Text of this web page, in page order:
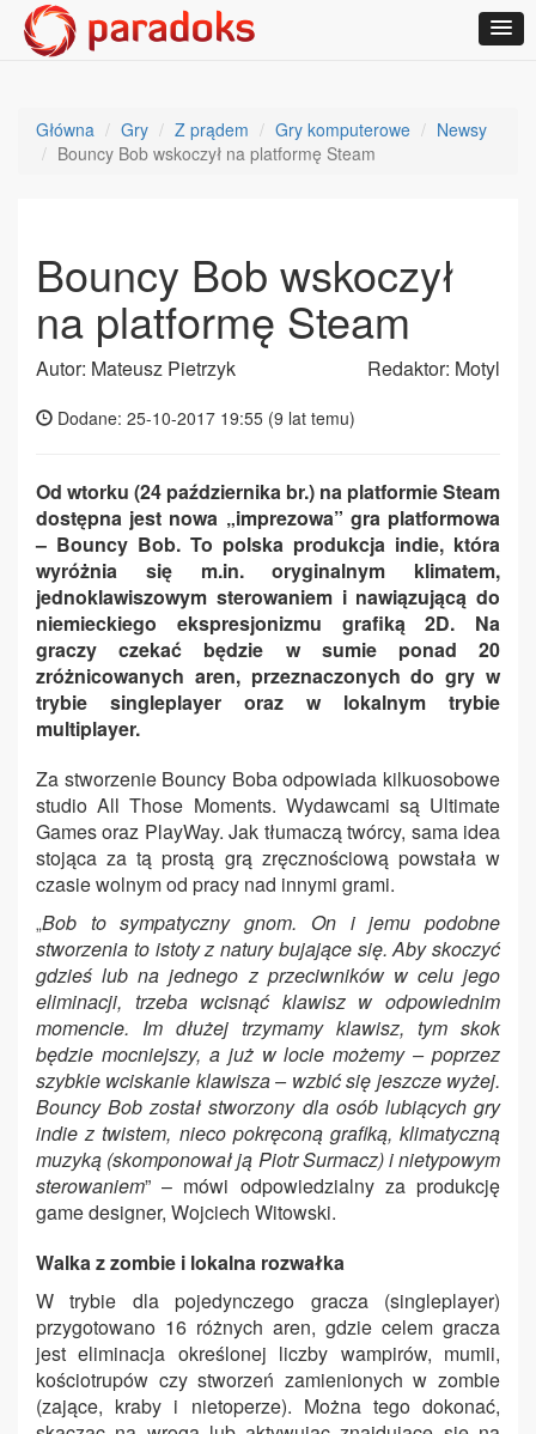
Główna Gry Z prądem Gry komputerowe
Newsy
Bouncy Bob wskoczył na platformę Steam
Bouncy Bob wskoczył
na platformę Steam
Autor: Mateusz Pietrzyk Redaktor: Motyl
Dodane: 25-10-2017 19:55 (9 lat temu)
Od wtorku (24 października br.) na platformie Steam
dostępna jest nowa „imprezowa” gra platformowa
– Bouncy Bob. To polska produkcja indie, która
wyróżnia się m.in. oryginalnym klimatem,
jednoklawiszowym sterowaniem i nawiązującą do
niemieckiego ekspresjonizmu grafiką 2D. Na
graczy czekać będzie w sumie ponad 20
zróżnicowanych aren, przeznaczonych do gry w
trybie singleplayer oraz w lokalnym trybie
multiplayer.
Za stworzenie Bouncy Boba odpowiada kilkuosobowe
studio All Those Moments. Wydawcami są Ultimate
Games oraz PlayWay. Jak tłumaczą twórcy, sama idea
stojąca za tą prostą grą zręcznościową powstała w
czasie wolnym od pracy nad innymi grami.
„Bob to sympatyczny gnom. On i jemu podobne
stworzenia to istoty z natury bujające się. Aby skoczyć
gdzieś lub na jednego z przeciwników w celu jego
eliminacji, trzeba wcisnąć klawisz w odpowiednim
momencie. Im dłużej trzymamy klawisz, tym skok
będzie mocniejszy, a już w locie możemy – poprzez
szybkie wciskanie klawisza – wzbić się jeszcze wyżej.
Bouncy Bob został stworzony dla osób lubiących gry
indie z twistem, nieco pokręconą grafiką, klimatyczną
muzyką (skomponował ją Piotr Surmacz) i nietypowym
sterowaniem” – mówi odpowiedzialny za produkcję
game designer, Wojciech Witowski.
Walka z zombie i lokalna rozwałka
W trybie dla pojedynczego gracza (singleplayer)
przygotowano 16 różnych aren, gdzie celem gracza
jest eliminacja określonej liczby wampirów, mumii,
kościotrupów czy stworzeń zamienionych w zombie
(zające, kraby i nietoperze). Można tego dokonać,